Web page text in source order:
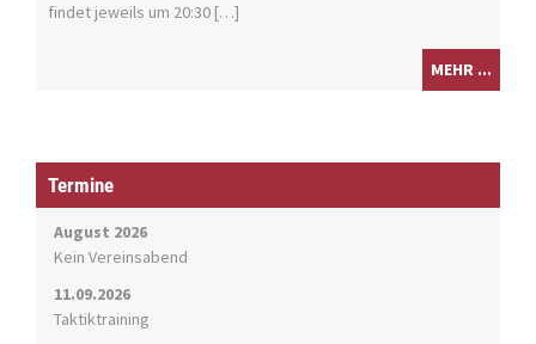
findet jeweils um 20:30 […]
MEHR ...
Termine
August 2026
Kein Vereinsabend
11.09.2026
Taktiktraining